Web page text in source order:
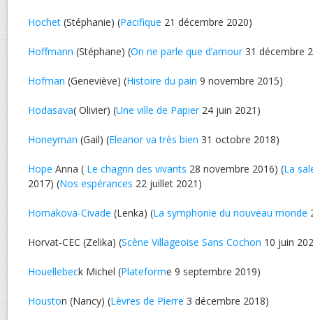
Hochet (Stéphanie) (Pacifique 21 décembre 2020)
Hoffmann (Stéphane) (On ne parle que d’amour31 décembre
Hofman (Geneviève) (Histoire du pain 9 novembre 2015)
Hodasava( Olivier) (Une ville de Papier24 juin 2021)
Honeyman (Gail) (Eleanor va très bien 31 octobre 2018)
Hope Anna ( Le chagrin des vivants 28 novembre 2016) (La
2017) (Nos espérances 22 juillet 2021)
Hornakova-Civade (Lenka) (La symphonie du nouveau monde
Horvat-CEC (Zelika) (Scène Villageoise Sans Cochon 10 juin
Houellebeck Michel (Plateforme 9 septembre 2019)
Houston (Nancy) (Lèvres de Pierre 3 décembre 2018)